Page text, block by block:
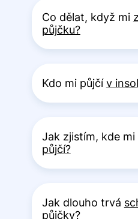
Co dělat, když mi
půjčku?
Kdo mi půjčív
Jak zjistím, kde mi
půjčí?
Jak dlouho trvá
půjčky?